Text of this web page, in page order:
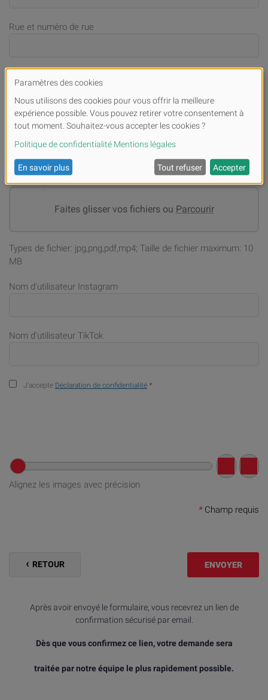
Rue et numéro de rue
Adresse email
Numéro de téléphone portable (en cas de demandes)
Téléchargement de fichiers
Faites glisser vos fichiers ou Parcourir
Types de fichier: jpg,png,pdf,mp4; Taille de fichier maximum: 10
MB
Nom d'utilisateur Instagram
Nom d'utilisateur TikTok
J’accepte Déclaration de confidentialité *
Alignez les images avec précision
*Champ requis
RETOUR ENVOYER
Après avoir envoyé le formulaire, vous recevrez un lien de
confirmation sécurisé par email.
Dès que vous confirmez ce lien, votre demande sera
traitée par notre équipe le plus rapidement possible.